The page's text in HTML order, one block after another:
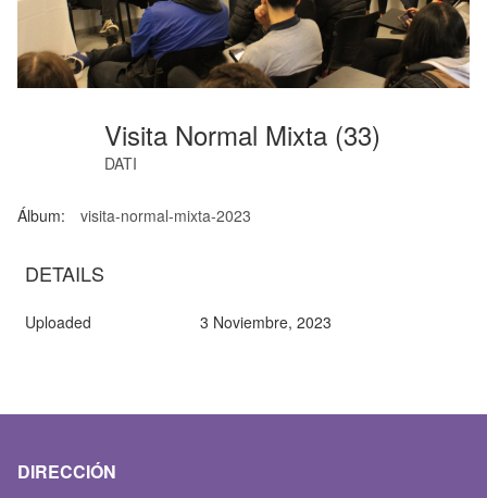
Visita Normal Mixta (33)
DATI
Álbum: visita-normal-mixta-2023
DETAILS
Uploaded 3 Noviembre, 2023
DIRECCIÓN